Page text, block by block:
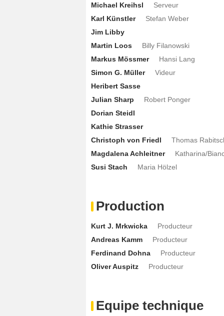
Michael Kreihsl
Serveur
Karl Künstler
Stefan Weber
Jim Libby
Martin Loos
Billy Filanowski
Markus Mössmer
Hansi Lang
Simon G. Müller
Videur
Heribert Sasse
Julian Sharp
Robert Ponger
Dorian Steidl
Kathie Strasser
Christoph von Friedl
Thomas
Magdalena Achleitner
Katharina/
Susi Stach
Maria Hölzel
Production
Kurt J. Mrkwicka
Producteur
Andreas Kamm
Producteur
Ferdinand Dohna
Producteur
Oliver Auspitz
Producteur
Equipe technique